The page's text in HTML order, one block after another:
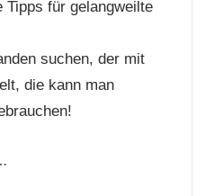
Tipps für gelangweilte
suchen, der mit
die kann man